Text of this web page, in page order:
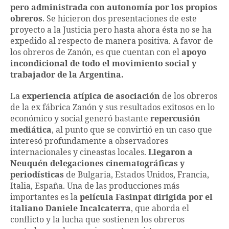
pero administrada con autonomía por los propios
obreros. Se hicieron dos presentaciones de este
proyecto a la Justicia pero hasta ahora ésta no se ha
expedido al respecto de manera positiva. A favor de
los obreros de Zanón, es que cuentan con el apoyo
incondicional de todo el movimiento social y
trabajador de la Argentina.
La experiencia atípica de asociación de los obreros
de la ex fábrica Zanón y sus resultados exitosos en lo
económico y social generó bastante repercusión
mediática, al punto que se convirtió en un caso que
interesó profundamente a observadores
internacionales y cineastas locales. Llegaron a
Neuquén delegaciones cinematográficas y
periodísticas de Bulgaria, Estados Unidos, Francia,
Italia, España. Una de las producciones más
importantes es la película Fasinpat dirigida por el
italiano Daniele Incalcaterra, que aborda el
conflicto y la lucha que sostienen los obreros